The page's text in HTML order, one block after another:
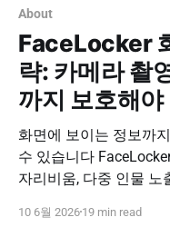
FaceLocker · Screen
화면정보
About
FaceLocker
략: 카메라 촬
까지 보호해
화면에 보이는 정보까
수 있습니다 FaceLocker는 카메라 촬영, 타인 접근, 사용자
자리비움, 다중 인물 노
면 정보 기반 실시간 사
10 6월 2026 19 min read